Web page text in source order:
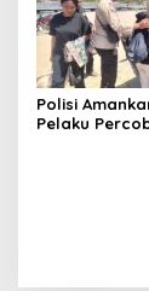
Polisi
Pelaku